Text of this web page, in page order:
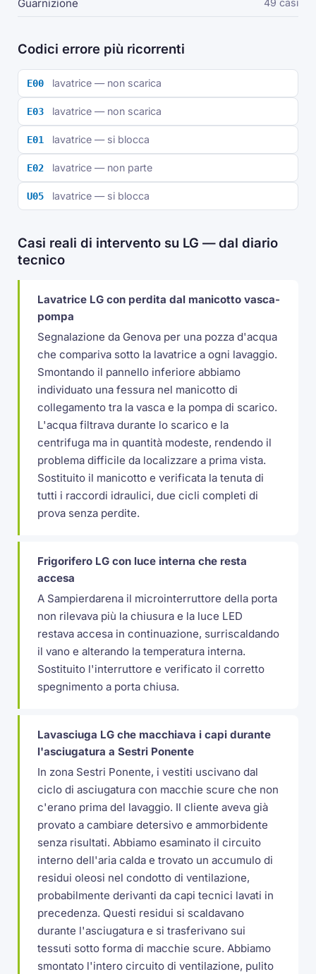
Guarnizione
Codici errore più ricorrenti
E00 lavatrice — non scarica
E03 lavatrice — non scarica
E01 lavatrice — si blocca
E02 lavatrice — non parte
U05 lavatrice — si blocca
Casi reali di intervento su LG — dal diario
tecnico
Lavatrice LG con perdita dal manicotto vasca-
pompa
Segnalazione da Genova per una pozza d'acqua
che compariva sotto la lavatrice a ogni lavaggio.
Smontando il pannello inferiore abbiamo
individuato una fessura nel manicotto di
collegamento tra la vasca e la pompa di scarico.
L'acqua filtrava durante lo scarico e la
centrifuga ma in quantità modeste, rendendo il
problema difficile da localizzare a prima vista.
Sostituito il manicotto e verificata la tenuta di
tutti i raccordi idraulici, due cicli completi di
prova senza perdite.
Frigorifero LG con luce interna che resta
accesa
A Sampierdarena il microinterruttore della porta
non rilevava più la chiusura e la luce LED
restava accesa in continuazione, surriscaldando
il vano e alterando la temperatura interna.
Sostituito l'interruttore e verificato il corretto
spegnimento a porta chiusa.
Lavasciuga LG che macchiava i capi durante
l'asciugatura a Sestri Ponente
In zona Sestri Ponente, i vestiti uscivano dal
ciclo di asciugatura con macchie scure che non
c'erano prima del lavaggio. Il cliente aveva già
provato a cambiare detersivo e ammorbidente
senza risultati. Abbiamo esaminato il circuito
interno dell'aria calda e trovato un accumulo di
residui oleosi nel condotto di ventilazione,
probabilmente derivanti da capi tecnici lavati in
precedenza. Questi residui si scaldavano
durante l'asciugatura e si trasferivano sui
tessuti sotto forma di macchie scure. Abbiamo
smontato l'intero circuito di ventilazione, pulito